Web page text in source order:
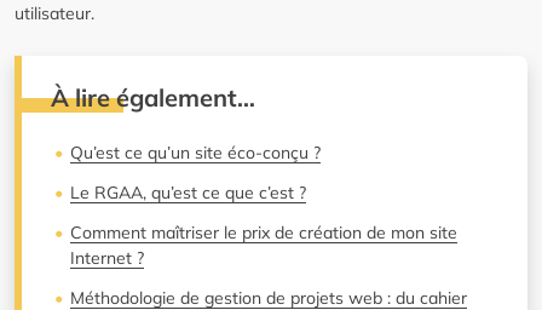
utilisateur.
À lire également…
Qu’est ce qu’un site éco-conçu ?
Le RGAA, qu’est ce que c’est ?
Comment maîtriser le prix de création de mon site
Internet ?
Méthodologie de gestion de projets web : du cahier